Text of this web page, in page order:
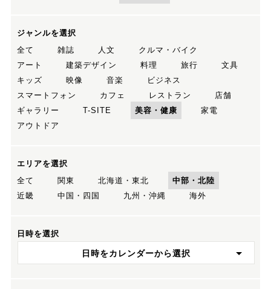
ジャンルを選択
全て
雑誌 人文
クルマ・バイク
アート
建築デザイン 料理 旅行
文具
キッズ
映像 音楽
ビジネス
スマートフォン
カフェ レストラン
店舗
ギャラリー
T-SITE 美容・健康
家電
アウトドア
エリアを選択
全て
関東 北海道・東北
中部・北陸
近畿
中国・四国 九州・沖縄 海外
日時を選択
日時をカレンダーから選択